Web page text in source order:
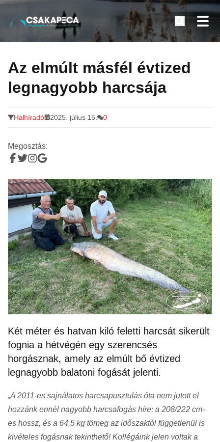
tartalomra
Minden a horgászatról
Az elmúlt másfél évtized
legnagyobb harcsája
Halhíradó 2025. július 15. 0
Megosztás:
Két méter és hatvan kiló feletti harcsát sikerült
fognia a hétvégén egy szerencsés
horgásznak, amely az elmúlt bő évtized
legnagyobb balatoni fogását jelenti.
„A 2011-es sajnálatos harcsapusztulás óta nem jutott el
hozzánk ennél nagyobb harcsafogás híre: a 208/222 cm-
es hossz, és a 64,5 kg tömeg az időszaktól függetlenül is
kivételes fogásnak tekinthető! Kollégáink jelen voltak a